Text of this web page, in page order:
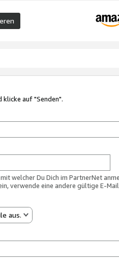
klicke auf "Senden".
welcher Du Dich im PartnerNet
verwende eine andere gültige E-
aus.